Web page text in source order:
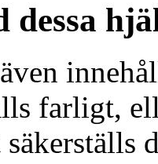
dessa
farligt,